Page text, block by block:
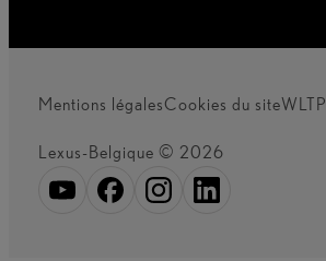
Mentions légalesCookies du siteWLTP
Lexus-Belgique © 2026